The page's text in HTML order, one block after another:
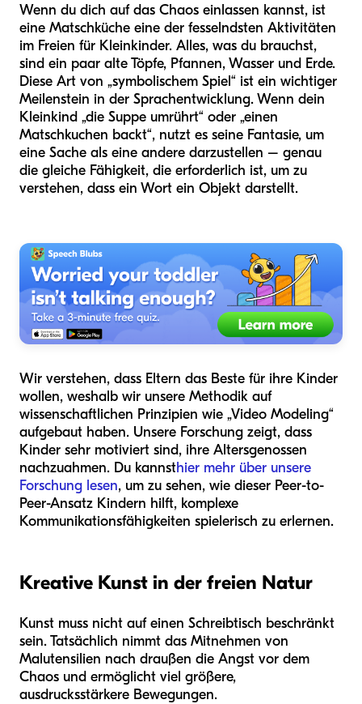
Wenn du dich auf das Chaos einlassen kannst, ist
eine Matschküche eine der fesselndsten Aktivitäten
im Freien für Kleinkinder. Alles, was du brauchst,
sind ein paar alte Töpfe, Pfannen, Wasser und Erde.
Diese Art von „symbolischem Spiel“ ist ein wichtiger
Meilenstein in der Sprachentwicklung. Wenn dein
Kleinkind „die Suppe umrührt“ oder „einen
Matschkuchen backt“, nutzt es seine Fantasie, um
eine Sache als eine andere darzustellen – genau
die gleiche Fähigkeit, die erforderlich ist, um zu
verstehen, dass ein Wort ein Objekt darstellt.
Wir verstehen, dass Eltern das Beste für ihre Kinder
wollen, weshalb wir unsere Methodik auf
wissenschaftlichen Prinzipien wie „Video Modeling“
aufgebaut haben. Unsere Forschung zeigt, dass
Kinder sehr motiviert sind, ihre Altersgenossen
nachzuahmen. Du kannsthier mehr über unsere
Forschung lesen, um zu sehen, wie dieser Peer-to-
Peer-Ansatz Kindern hilft, komplexe
Kommunikationsfähigkeiten spielerisch zu erlernen.
Kreative Kunst in der freien Natur
Kunst muss nicht auf einen Schreibtisch beschränkt
sein. Tatsächlich nimmt das Mitnehmen von
Malutensilien nach draußen die Angst vor dem
Chaos und ermöglicht viel größere,
ausdrucksstärkere Bewegungen.